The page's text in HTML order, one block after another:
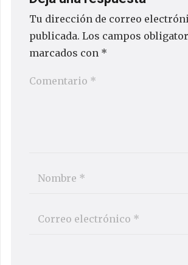
Tu dirección de correo
publicada. Los campos
marcados con *